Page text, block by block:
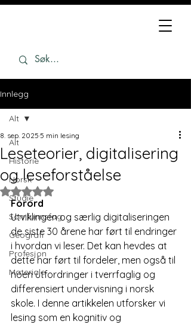
Innlegg
Alt
Historie
Norsk
Studie
Samfunnsfag
Geografi
Profesjon
Materiale
Alt
Leseteorier, digitalisering
og leseforståelse
8. sep. 2025 5 min lesing
Gitt NaN av 5 stjerner.
Forord
Utviklingen og særlig digitaliseringen
de siste 30 årene har ført til endringer
i hvordan vi leser. Det kan hevdes at
dette har ført til fordeler, men også til
noen utfordringer i tverrfaglig og
differensiert undervisning i norsk
skole. I denne artikkelen utforsker vi
lesing som en kognitiv og